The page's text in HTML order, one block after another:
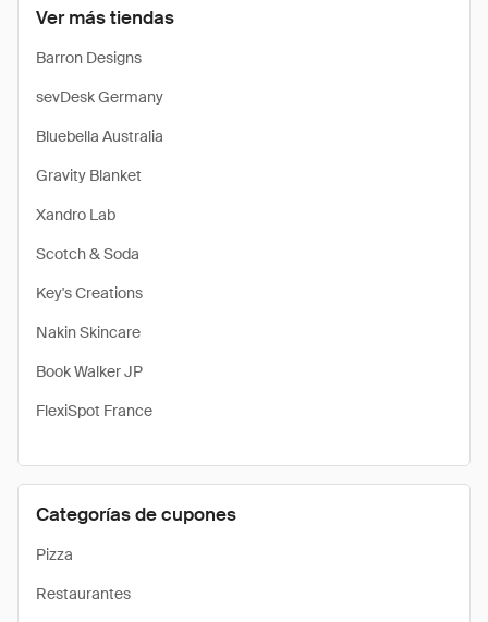
Ver más tiendas
Barron Designs
sevDesk Germany
Bluebella Australia
Gravity Blanket
Xandro Lab
Scotch & Soda
Key's Creations
Nakin Skincare
Book Walker JP
FlexiSpot France
Categorías de cupones
Pizza
Restaurantes